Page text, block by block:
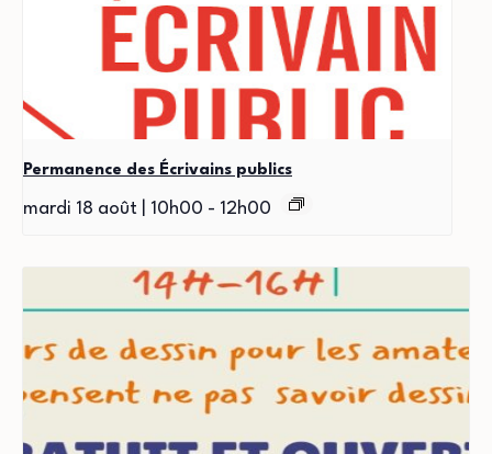
Permanence des Écrivains publics
mardi 18 août | 10h00 - 12h00